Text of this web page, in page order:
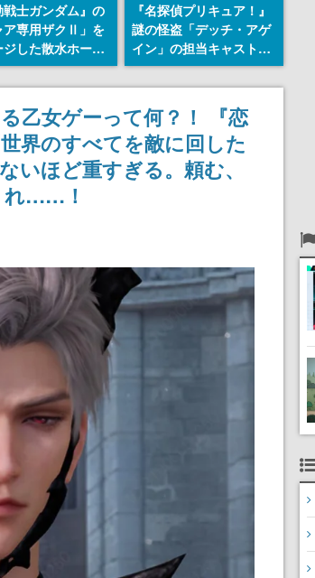
戦士ガンダム』の
ア専用ザクⅡ」を
ジした散水ホース
予約開始。本体
アのパーソナル
ジオン公国軍の
ム、型式番号な
『名探偵プリキュア！』
謎の怪盗「デッチ・アゲ
イン」の担当キャストは
天﨑滉平さんと判明。
『Re:ゼロから始める異
世界生活』オットー役、
『ヒプノシスマイク』山
田三郎役など
乙女ゲーって何？！ 『恋
界のすべてを敵に回した
いほど重すぎる。頼む、
れ……！